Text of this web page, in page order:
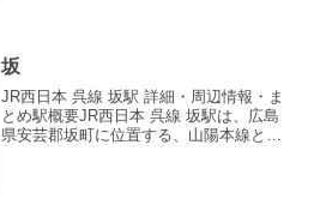
坂
JR西日本 呉線 坂駅 詳細・周辺情報・ま
とめ駅概要JR西日本 呉線 坂駅は、広島
県安芸郡坂町に位置する、山陽本線と呉